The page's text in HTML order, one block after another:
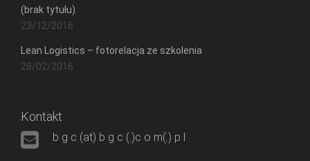
(brak tytułu)
23/12/2016
Lean Logistics – fotorelacja ze szkolenia
28/02/2016
Kontakt
b g c (at) b g c (.)c o m(.) p l